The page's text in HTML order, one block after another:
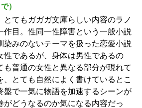
）
もガガガ文庫らしい内容のラノ
作目。性同一性障害という一般小説
染みのないテーマを扱った恋愛小説
性であるが、身体は男性であるの
も普通の女性と異なる部分が現れて
、とても自然によく書けているとこ
盤で一気に物語を加速するシーンが
がどうなるのか気になる内容だっ